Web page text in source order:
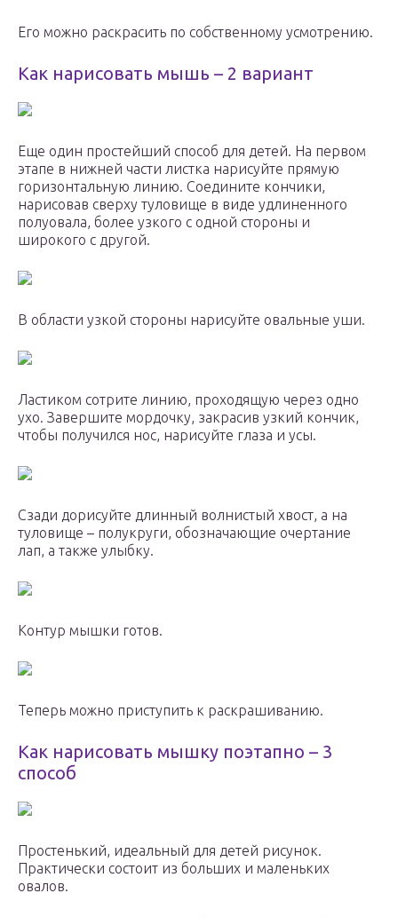
Его можно раскрасить по собственному усмотрению.
Как нарисовать мышь – 2 вариант
Еще один простейший способ для детей. На первом
этапе в нижней части листка нарисуйте прямую
горизонтальную линию. Соедините кончики,
нарисовав сверху туловище в виде удлиненного
полуовала, более узкого с одной стороны и
широкого с другой.
В области узкой стороны нарисуйте овальные уши.
Ластиком сотрите линию, проходящую через одно
ухо. Завершите мордочку, закрасив узкий кончик,
чтобы получился нос, нарисуйте глаза и усы.
Сзади дорисуйте длинный волнистый хвост, а на
туловище – полукруги, обозначающие очертание
лап, а также улыбку.
Контур мышки готов.
Теперь можно приступить к раскрашиванию.
Как нарисовать мышку поэтапно – 3
способ
Простенький, идеальный для детей рисунок.
Практически состоит из больших и маленьких
овалов.